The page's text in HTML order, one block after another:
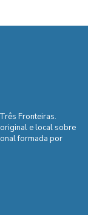
Fronteiras.
e local sobre
formada por